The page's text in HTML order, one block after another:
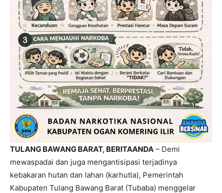
TULANG BAWANG BARAT, BERITAANDA – Demi
mewaspadai dan juga mengantisipasi terjadinya
kebakaran hutan dan lahan (karhutla), Pemerintah
Kabupaten Tulang Bawang Barat (Tubaba) menggelar